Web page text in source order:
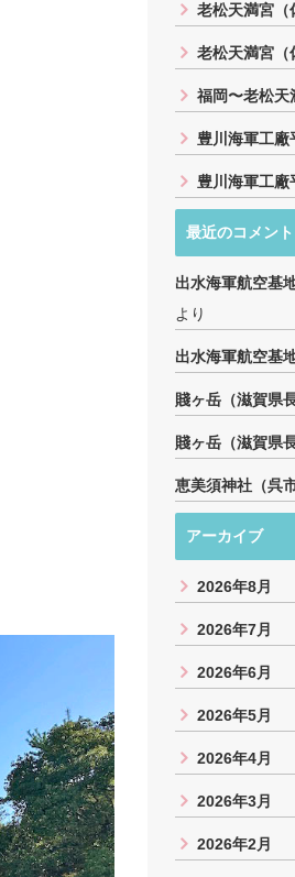
老松天満宮（
老松天満宮（
福岡〜老松天
豊川海軍工廠
豊川海軍工廠
最近のコメント
出水海軍航空基
より
出水海軍航空基
賤ヶ岳（滋賀県
賤ヶ岳（滋賀県
恵美須神社（呉
アーカイブ
2026年8月
2026年7月
2026年6月
2026年5月
2026年4月
2026年3月
2026年2月